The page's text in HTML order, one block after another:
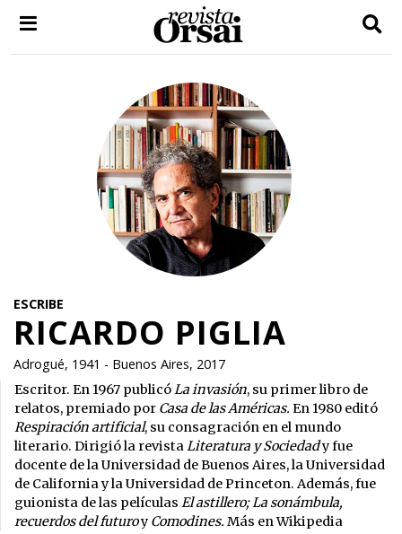
ESCRIBE
RICARDO PIGLIA
Adrogué, 1941 - Buenos Aires, 2017
Escritor. En 1967 publicóLa invasión, su primer libro de
relatos, premiado por Casa de las Américas. En 1980 editó
Respiración artificial, su consagración en el mundo
literario. Dirigió la revistaLiteratura y Sociedady fue
docente de la Universidad de Buenos Aires, la Universidad
de California y la Universidad de Princeton. Además, fue
guionista de las películas El astillero; La sonámbula,
recuerdos del futuroy Comodines. Más en Wikipedia